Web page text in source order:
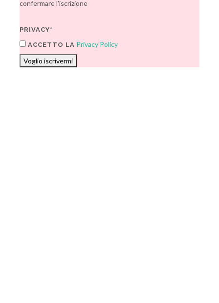
confermare l'iscrizione
PRIVACY*
ACCETTO LA Privacy Policy
Voglio iscrivermi